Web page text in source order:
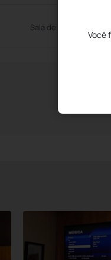
Você
Sala de Reuniões